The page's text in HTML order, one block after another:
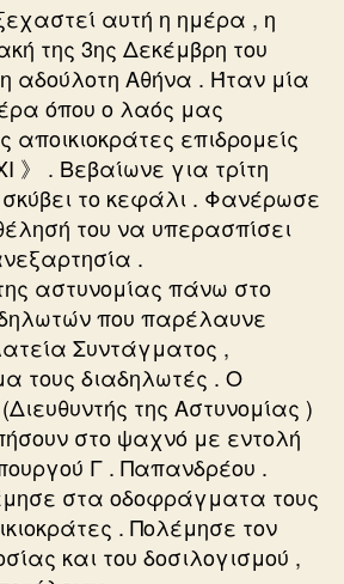
αυτή η ημέρα , η
της 3ης Δεκέμβρη του
αδούλοτη Αθήνα . Ήταν μία
όπου ο λαός μας
επιδρομείς
》 . Βεβαίωνε για τρίτη
το κεφάλι . Φανέρωσε
του να υπερασπίσει
.
αστυνομίας πάνω στο
που παρέλαυνε
Συντάγματος ,
τους διαδηλωτές . Ο
της Αστυνομίας )
στο ψαχνό με εντολή
Γ . Παπανδρέου .
στα οδοφράγματα τους
. Πολέμησε τον
και του δοσιλογισμού ,